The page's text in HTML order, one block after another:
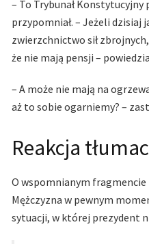
– To Trybunał
przypomniał. – Jeżeli dzisiaj
zwierzchnictwo sił
że nie mają pensji –
– A może nie mają na
aż to sobie ogarniemy? –
Reakcja
O wspomnianym fragmencie
Mężczyzna w pewnym
sytuacji, w której prezydent